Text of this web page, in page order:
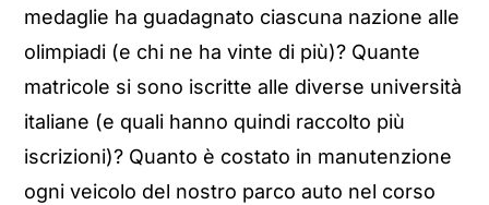
medaglie ha guadagnato ciascuna nazione alle
olimpiadi (e chi ne ha vinte di più)? Quante
matricole si sono iscritte alle diverse università
italiane (e quali hanno quindi raccolto più
iscrizioni)? Quanto è costato in manutenzione
ogni veicolo del nostro parco auto nel corso